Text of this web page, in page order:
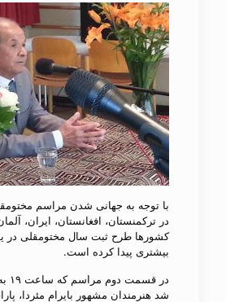
با توجه به جهانی شدن مراسم
در ترکمنستان، افغانستان، ایران،
کشورها طرح ثبت سال مختومقلی در
بیشتری پیدا کرده است.
در
شد هنرمندان مشهور بایرام مئردا،